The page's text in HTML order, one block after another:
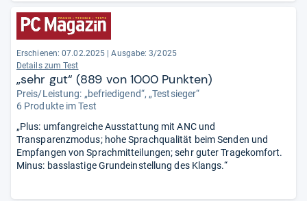
Erschienen: 07.02.2025
Ausgabe: 3/2025
Details zum Test
„sehr gut“ (889 von 1000 Punkten)
Preis/Leistung: „befriedigend“, „Testsieger“
6 Produkte im Test
„Plus: umfangreiche Ausstattung mit ANC und
Transparenzmodus; hohe Sprachqualität beim Senden und
Empfangen von Sprachmitteilungen; sehr guter Tragekomfort.
Minus: basslastige Grundeinstellung des Klangs.“